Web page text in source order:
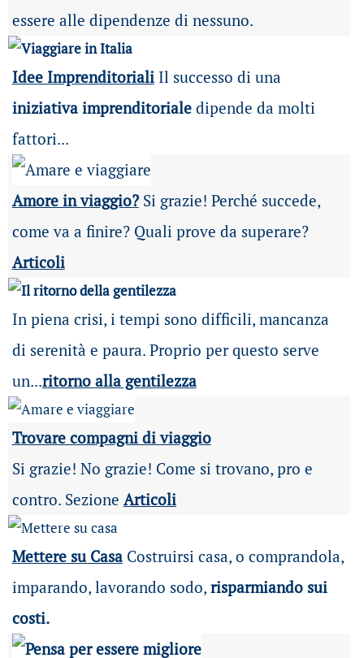
essere alle dipendenze di nessuno.
Idee ImprenditorialiIl successo di una
iniziativa imprenditorialedipende da molti
fattori...
Amore in viaggio?Si grazie! Perché succede,
come va a finire? Quali prove da superare?
Articoli
In piena crisi, i tempi sono difficili, mancanza
di serenità e paura. Proprio per questo serve
un...ritorno alla gentilezza
Trovare compagni di viaggio
Si grazie! No grazie! Come si trovano, pro e
contro. Sezione Articoli
Mettere su Casa Costruirsi casa, o comprandola,
imparando, lavorando sodo, risparmiando sui
costi.